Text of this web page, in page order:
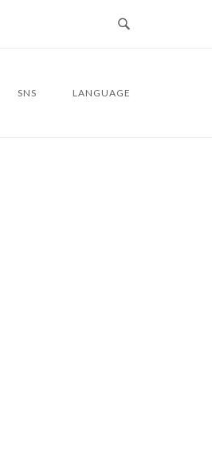
SNS LANGUAGE